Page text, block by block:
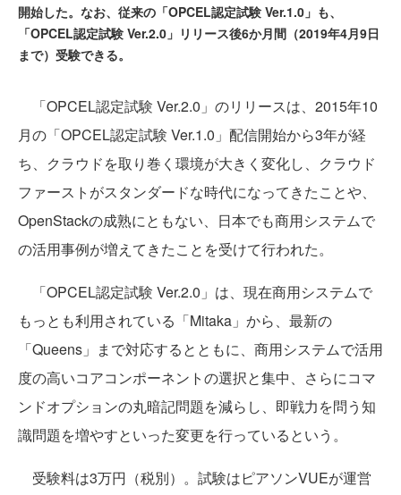
開始した。なお、従来の「OPCEL認定試験 Ver.1.0」も、
「OPCEL認定試験 Ver.2.0」リリース後6か月間（2019年4月9日
まで）受験できる。
「OPCEL認定試験 Ver.2.0」のリリースは、2015年10
月の「OPCEL認定試験 Ver.1.0」配信開始から3年が経
ち、クラウドを取り巻く環境が大きく変化し、クラウド
ファーストがスタンダードな時代になってきたことや、
OpenStackの成熟にともない、日本でも商用システムで
の活用事例が増えてきたことを受けて行われた。
「OPCEL認定試験 Ver.2.0」は、現在商用システムで
もっとも利用されている「Mitaka」から、最新の
「Queens」まで対応するとともに、商用システムで活用
度の高いコアコンポーネントの選択と集中、さらにコマ
ンドオプションの丸暗記問題を減らし、即戦力を問う知
識問題を増やすといった変更を行っているという。
受験料は3万円（税別）。試験はピアソンVUEが運営